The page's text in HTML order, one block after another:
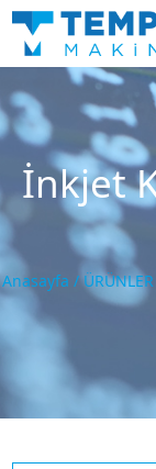
İnkjet
Anasayfa /